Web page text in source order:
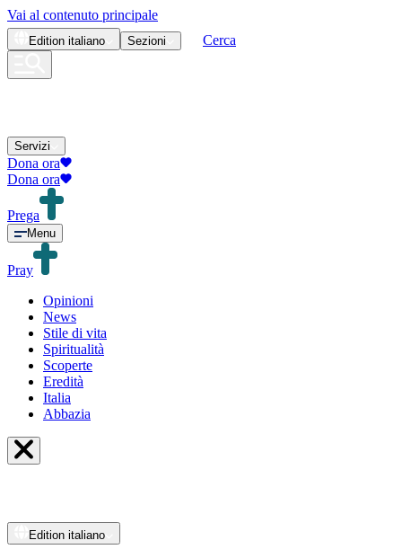
Vai al contenuto principale
Edition italiano Sezioni Cerca
Servizi
Dona ora
Dona ora
Prega
Menu
Pray
Opinioni
News
Stile di vita
Spiritualità
Scoperte
Eredità
Italia
Abbazia
Edition italiano